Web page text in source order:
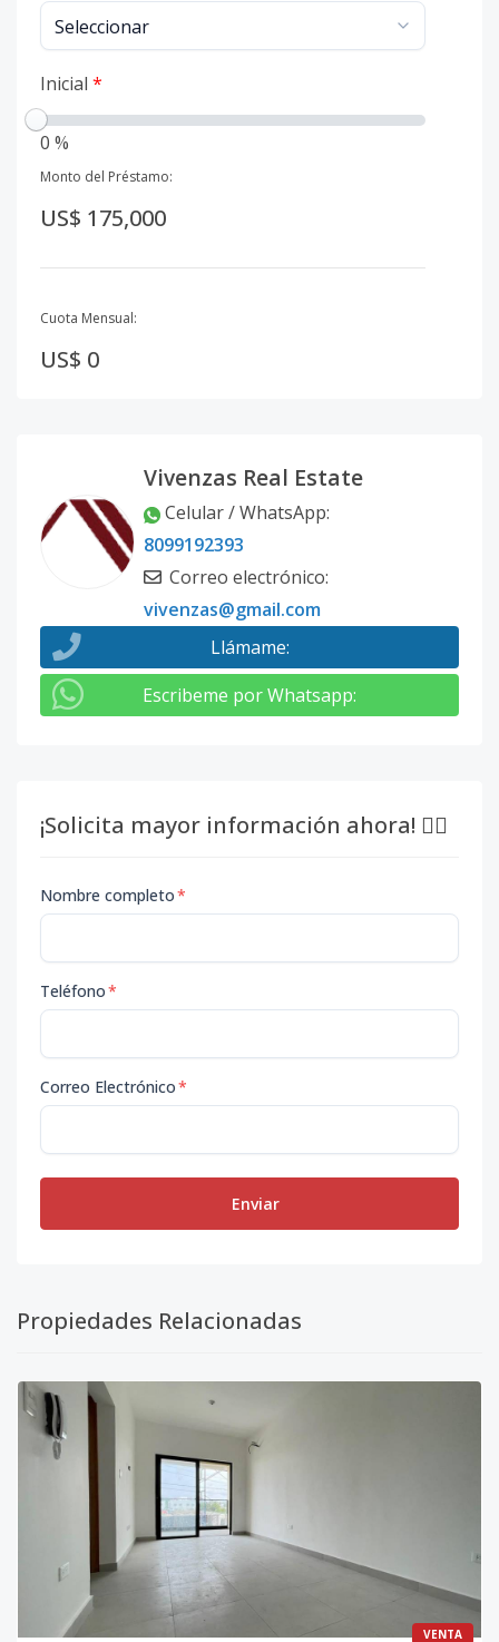
Inicial *
0 %
Monto del Préstamo:
US$ 175,000
Cuota Mensual:
US$ 0
Vivenzas Real Estate
Celular / WhatsApp:
8099192393
Correo electrónico:
vivenzas@gmail.com
Llámame:
Escribeme por Whatsapp:
¡Solicita mayor información ahora! 👇🏽
Nombre completo*
Teléfono*
Correo Electrónico*
Enviar
Propiedades Relacionadas
VENTA